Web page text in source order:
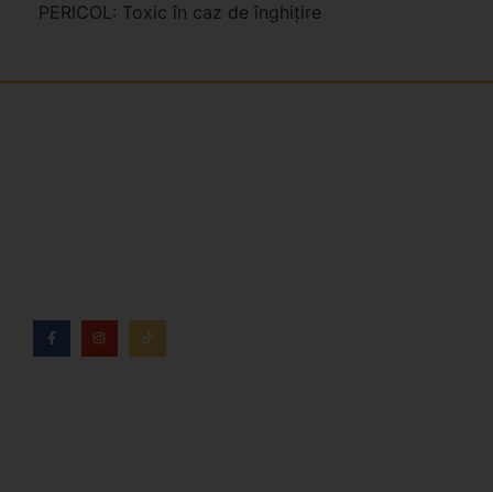
PERICOL: Toxic în caz de înghițire